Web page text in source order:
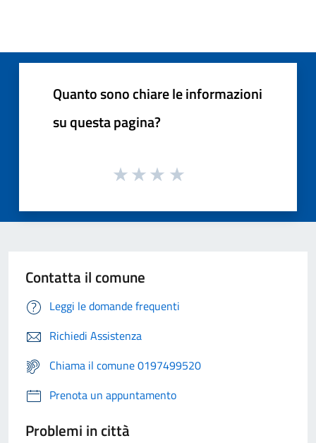
Quanto sono chiare le informazioni
su questa pagina?
Contatta il comune
Leggi le domande frequenti
Richiedi Assistenza
Chiama il comune 0197499520
Prenota un appuntamento
Problemi in città